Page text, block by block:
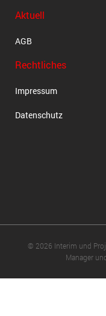
Aktuell
AGB
Rechtliches
Impressum
Datenschutz
© 2026 Interim und
Manager